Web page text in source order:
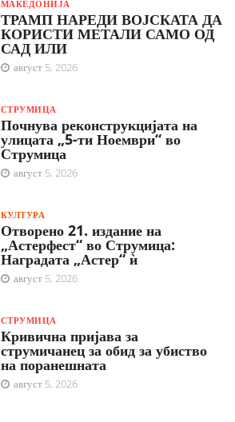
МАКЕДОНИЈА
ТРАМП НАРЕДИ ВОЈСКАТА ДА
КОРИСТИ МЕТАЛИ САМО ОД
САД ИЛИ
август 5, 2026
СТРУМИЦА
Почнува реконструкцијата на
улицата „5-ти Ноември“ во
Струмица
август 5, 2026
КУЛТУРА
Отворено 21. издание на
„Астерфест“ во Струмица:
Наградата „Астер“ ѝ
август 5, 2026
СТРУМИЦА
Кривична пријава за
струмичанец за обид за убиство
на поранешната
август 5, 2026